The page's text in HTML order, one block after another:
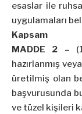
esaslar ile
uygulamaları
Kapsam
MADDE 2 –
hazırlanmış
üretilmiş olan
başvurusunda
ve tüzel kişileri